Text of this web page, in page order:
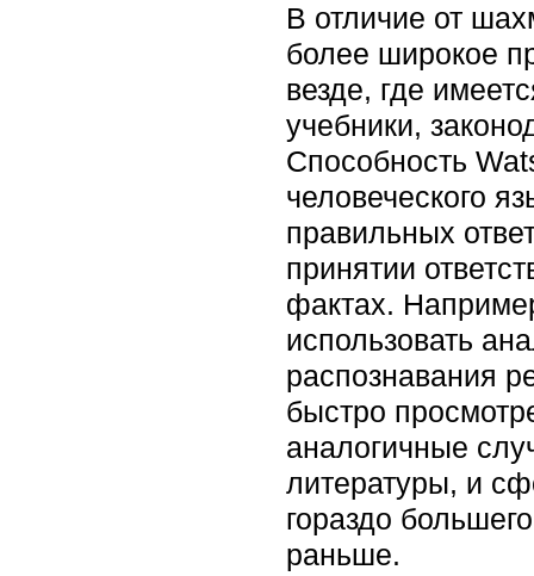
В отличие от
более широкое
везде, где
учебники,
Способность
человеческого
правильных
принятии
фактах.
использовать
распознавания
быстро
аналогичные
литературы, и
гораздо
раньше.